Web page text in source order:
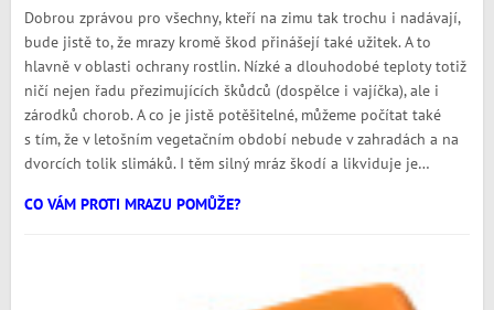
Dobrou zprávou pro všechny, kteří na zimu tak trochu i nadávají,
bude jistě to, že mrazy kromě škod přinášejí také užitek. A to
hlavně v oblasti ochrany rostlin. Nízké a dlouhodobé teploty totiž
ničí nejen řadu přezimujících škůdců (dospělce i vajíčka), ale i
zárodků chorob. A co je jistě potěšitelné, můžeme počítat také
s tím, že v letošním vegetačním období nebude v zahradách a na
dvorcích tolik slimáků. I těm silný mráz škodí a likviduje je…
CO VÁM PROTI MRAZU POMŮŽE?